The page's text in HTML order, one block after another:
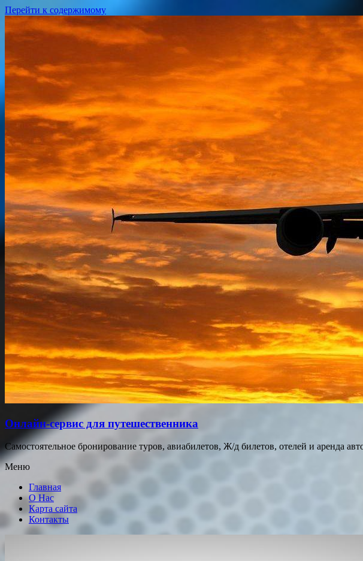
Перейти к содержимому
Онлайн-сервис для путешественника
Самостоятельное бронирование туров, авиабилетов, Ж/д билетов, отелей и аренда
Меню
Главная
О Нас
Карта сайта
Контакты